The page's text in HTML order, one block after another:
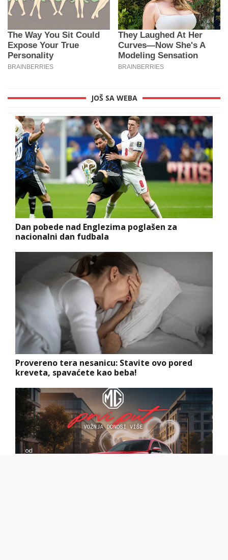
JOŠ SA WEBA
Dan pobede nad Englezima poglašen za
nacionalni dan fudbala
Provereno tera nesanicu: Stavite ovo pored
kreveta, spavaćete kao beba!